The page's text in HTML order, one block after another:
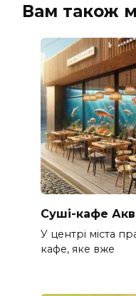
Вам також
Суші-кафе
У центрі міста
кафе, яке вже